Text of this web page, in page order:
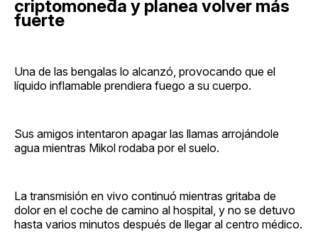
criptomoneda y planea volver más
fuerte
Una de las bengalas lo alcanzó, provocando que el
líquido inflamable prendiera fuego a su cuerpo.
Sus amigos intentaron apagar las llamas arrojándole
agua mientras Mikol rodaba por el suelo.
La transmisión en vivo continuó mientras gritaba de
dolor en el coche de camino al hospital, y no se detuvo
hasta varios minutos después de llegar al centro médico.